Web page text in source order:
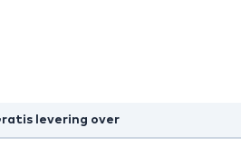
levering over